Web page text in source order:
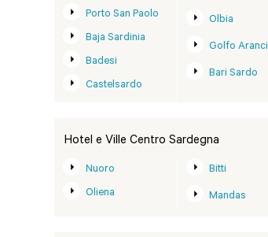
Porto San Paolo
Baja Sardinia
Badesi
Castelsardo
Olbia
Golfo Aranci
Bari Sardo
Hotel e Ville Centro Sardegna
Nuoro
Oliena
Bitti
Mandas